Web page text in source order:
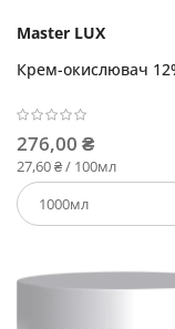
Master LUX
Крем-окислювач
276,00 ₴
27,60 ₴ / 100мл